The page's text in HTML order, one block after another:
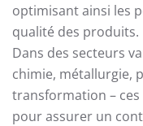
optimisant ainsi les
qualité des produits.
Dans des secteurs
chimie, métallurgie,
transformation –
pour assurer un